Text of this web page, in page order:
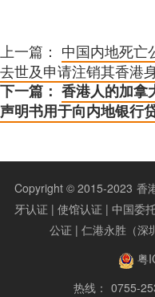
上一篇： 中国内地死亡
去世及申请注销其香港
下一篇： 香港人的加拿
声明书用于向内地银行
Copyright © 2015-2023 香
牙认证 | 使馆认证 | 中国委
公证 | 仁港永胜（深
粤
热线： 0755-